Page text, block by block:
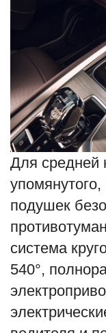
Для средней
подушек
система
540°,